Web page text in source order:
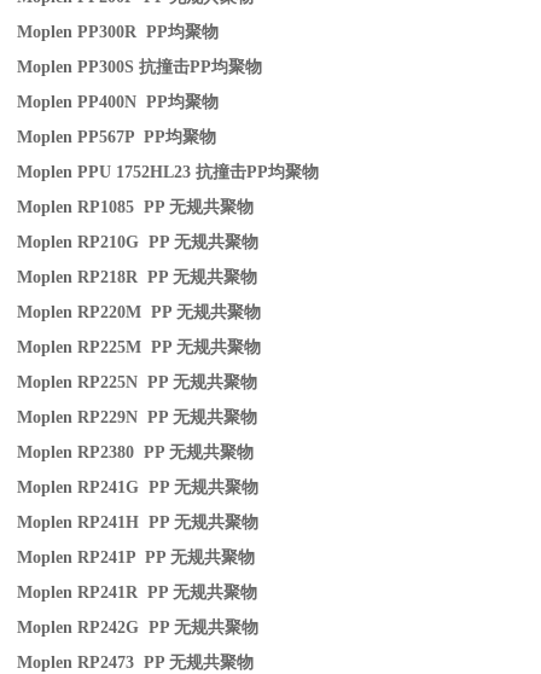
Moplen PP300R PP均聚物
Moplen PP300S抗撞击PP均聚物
Moplen PP400N PP均聚物
Moplen PP567P PP均聚物
Moplen PPU 1752HL23抗撞击PP均聚物
Moplen RP1085 PP无规共聚物
Moplen RP210G PP无规共聚物
Moplen RP218R PP无规共聚物
Moplen RP220M PP无规共聚物
Moplen RP225M PP无规共聚物
Moplen RP225N PP无规共聚物
Moplen RP229N PP无规共聚物
Moplen RP2380 PP无规共聚物
Moplen RP241G PP无规共聚物
Moplen RP241H PP无规共聚物
Moplen RP241P PP无规共聚物
Moplen RP241R PP无规共聚物
Moplen RP242G PP无规共聚物
Moplen RP2473 PP无规共聚物